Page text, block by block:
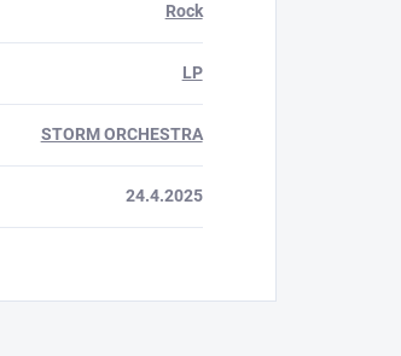
Rock
LP
STORM ORCHESTRA
24.4.2025